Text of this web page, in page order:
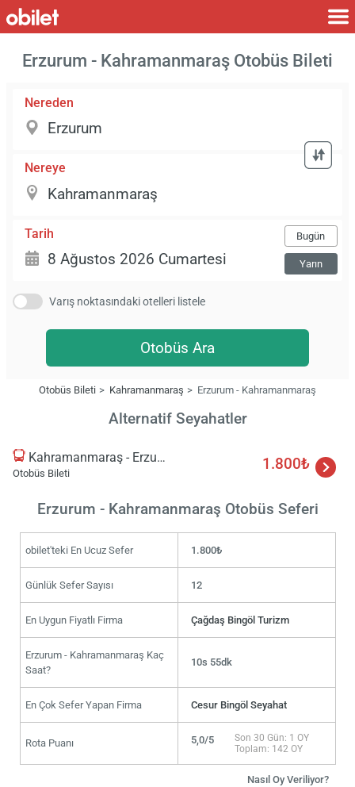
Erzurum - Kahramanmaraş Otobüs Bileti
Nereden
Nereye
Tarih Bugün
Yarın
Varış noktasındaki otelleri listele
Otobüs Ara
Otobüs Bileti Kahramanmaraş Erzurum - Kahramanmaraş
Alternatif Seyahatler
Kahramanmaraş - Erzurum
Otobüs Bileti
1.800₺
Erzurum - Kahramanmaraş Otobüs Seferi
obilet'teki En Ucuz Sefer 1.800₺
Günlük Sefer Sayısı 12
En Uygun Fiyatlı Firma Çağdaş Bingöl Turizm
Erzurum - Kahramanmaraş Kaç
Saat?
10s 55dk
En Çok Sefer Yapan Firma Cesur Bingöl Seyahat
Rota Puanı 5,0/5
Son 30 Gün: 1 OY
Toplam: 142 OY
Nasıl Oy Veriliyor?